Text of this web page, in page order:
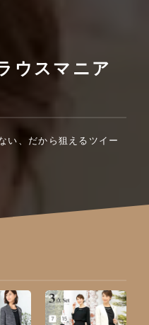
ウスマニア
い、だから狙えるツイー